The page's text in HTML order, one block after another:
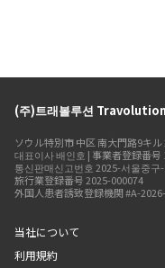
(주)트래볼루션
ソウル特別市 中区 南大門路9キル
대표이사 배인호 | 事業者登録番号
통신판매신고번호 2025-서울중구
旅行業登録番号 2025-000074
外国人患者誘致登録機関 #A-
当社について
利用規約